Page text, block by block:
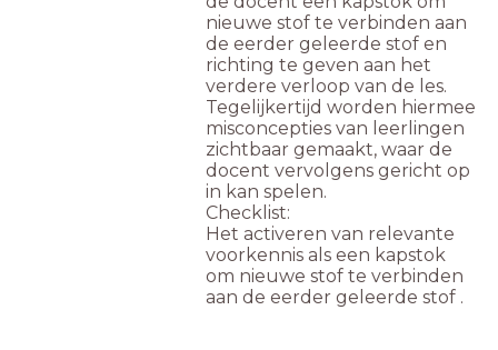
nieuwe stof te verbinden aan
de eerder geleerde stof en
richting te geven aan het
verdere verloop van de les.
Tegelijkertijd worden hiermee
misconcepties van leerlingen
zichtbaar gemaakt, waar de
docent vervolgens gericht op
in kan spelen.
Checklist:
Het activeren van relevante
voorkennis als een kapstok
om nieuwe stof te verbinden
aan de eerder geleerde stof .